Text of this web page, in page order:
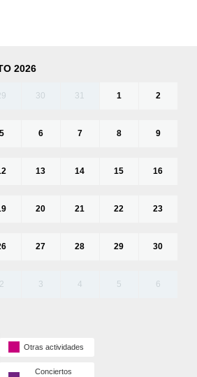
2026
30 31 1 2
5 6 7 8 9
13 14 15 16
20 21 22 23
27 28 29 30
2 3 4 5 6
Otras actividades
Conciertos